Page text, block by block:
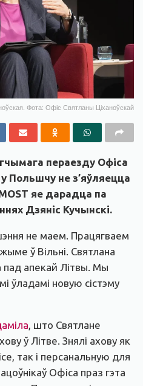
Фота: Офіс Святланы Ціханоўскай
пераезду Офіса
Польшчу не з’яўляецца
яе дарадца па
Дзяніс Кучынскі.
не маем. Працягваем
ў Вільні. Святлана
пад апекай Літвы. Мы
ўладамі новую сістэму
, што Святлане
ў Літве. Знялі ахову як
так і персанальную для
Офіса праз гэта